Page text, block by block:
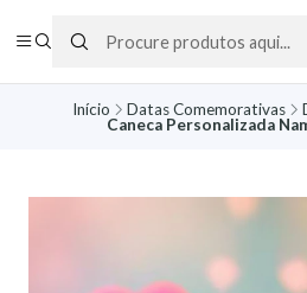
Início Datas Comemorativas
Caneca Personalizada